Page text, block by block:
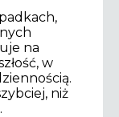
na
w
niż